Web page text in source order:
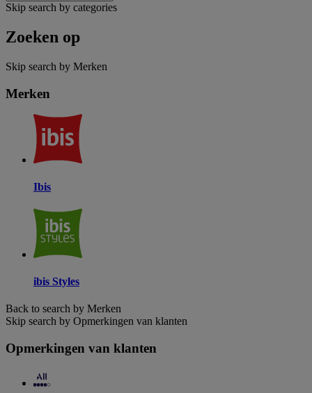
Skip search by categories
Zoeken op
Skip search by Merken
Merken
Ibis
ibis Styles
Back to search by Merken
Skip search by Opmerkingen van klanten
Opmerkingen van klanten